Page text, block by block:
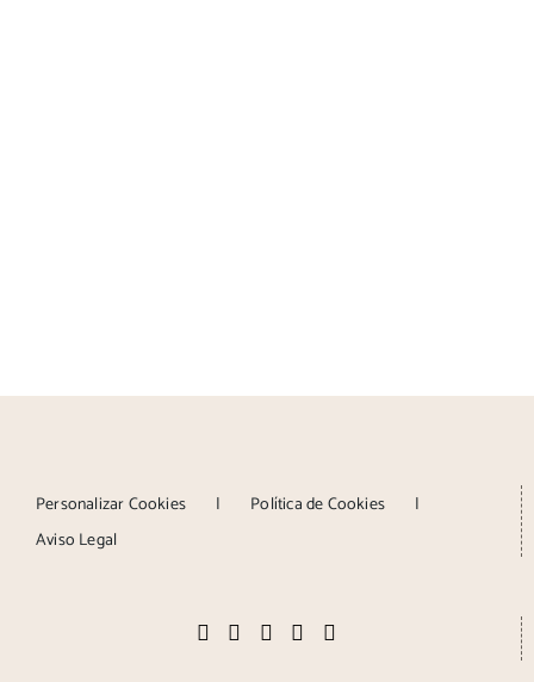
Personalizar Cookies
Política de Cookies
Aviso Legal